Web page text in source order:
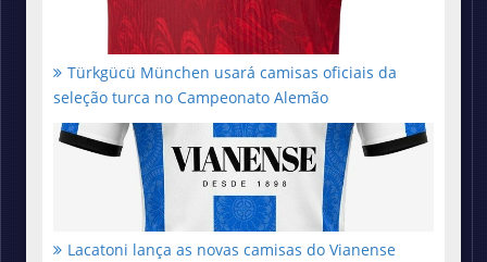
Türkgücü München usará camisas oficiais da
seleção turca no Campeonato Alemão
Lacatoni lança as novas camisas do Vianense